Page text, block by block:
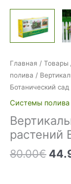
Главная / Товары
полива /
Ботанический сад
Системы полива
растений
80.00€